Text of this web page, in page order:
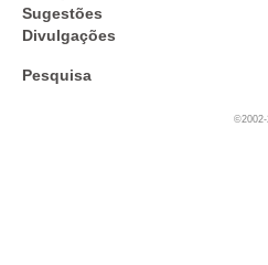
Sugestões
Divulgações
Pesquisa